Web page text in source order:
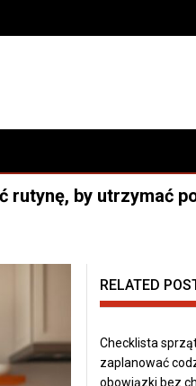
komfortowe i funkcjonalne
by utrzymać
RELATED
Checklista
zaplanować
obowiązki bez